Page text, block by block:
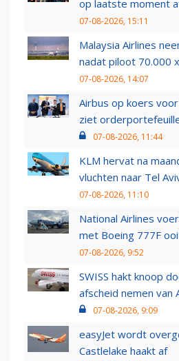
op laatste moment
07-08-2026, 15:11
Malaysia Airlines
nadat piloot 70.000
07-08-2026, 14:07
Airbus op koers
ziet
07-08-2026, 11:44
KLM hervat na
vluchten naar Tel
07-08-2026, 11:10
National Airlines
met Boeing 777F
07-08-2026, 9:52
SWISS hakt knoop
afscheid nemen
07-08-2026, 9:09
easyJet wordt
Castlelake haakt af